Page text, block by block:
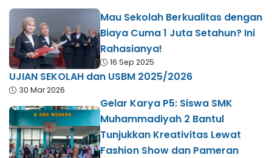
Mau Sekolah Berkualitas dengan
Biaya Cuma 1 Juta Setahun? Ini
Rahasianya!
16 Sep 2025
UJIAN SEKOLAH dan USBM 2025/2026
30 Mar 2026
Gelar Karya P5: Siswa SMK
Muhammadiyah 2 Bantul
Tunjukkan Kreativitas Lewat
Fashion Show dan Pameran